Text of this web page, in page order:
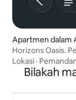
Apartmen dalam
Horizons Oasis.
Lokasi ·
Bilakah